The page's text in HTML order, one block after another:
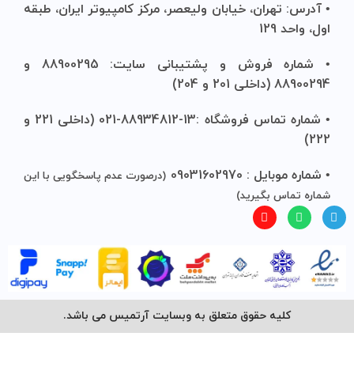
• آدرس: تهران، خیابان ولیعصر، مرکز کامپیوتر ایران، طبقه
اول، واحد 129
• شماره فروش و پشتیبانی سایت: 88900295 و
88900294 (داخلی 201 و 204)
• شماره تماس فروشگاه :13-88934812-021 (داخلی 221 و
222)
• شماره موبایل : 09031602970
(درصورت عدم پاسخگویی با این
شماره تماس بگیرید)
کلیه حقوق متعلق به وبسایت آرتمیس می باشد.